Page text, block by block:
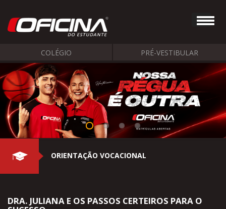
COLÉGIO PRÉ-VESTIBULAR
ORIENTAÇÃO VOCACIONAL
DRA. JULIANA E OS PASSOS CERTEIROS PARA O